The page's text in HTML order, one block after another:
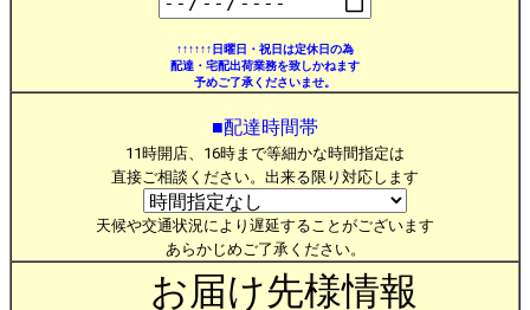
↑↑↑↑↑↑日曜日・祝日は定休日の為
配達・宅配出荷業務を致しかねます
予めご了承くださいませ。
■配達時間帯
11時開店、16時まで等細かな時間指定は
直接ご相談ください。出来る限り対応します
天候や交通状況により遅延することがございます
あらかじめご了承ください。
お届け先様情報